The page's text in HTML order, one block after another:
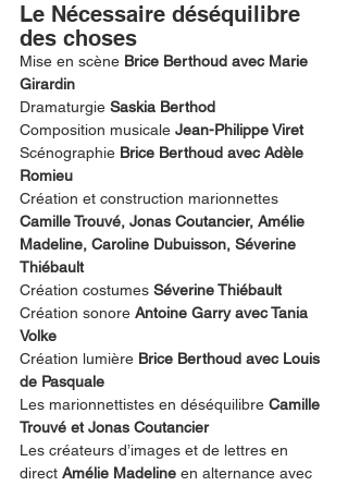
Le Nécessaire déséquilibre
des choses
Mise en scène Brice Berthoud avec Marie
Girardin
Dramaturgie Saskia Berthod
Composition musicale Jean-Philippe Viret
Scénographie Brice Berthoud avec Adèle
Romieu
Création et construction marionnettes
Camille Trouvé, Jonas Coutancier, Amélie
Madeline, Caroline Dubuisson, Séverine
Thiébault
Création costumes Séverine Thiébault
Création sonore Antoine Garry avec Tania
Volke
Création lumière Brice Berthoud avec Louis
de Pasquale
Les marionnettistes en déséquilibre Camille
Trouvé et Jonas Coutancier
Les créateurs d’images et de lettres en
direct Amélie Madeline en alternance avec